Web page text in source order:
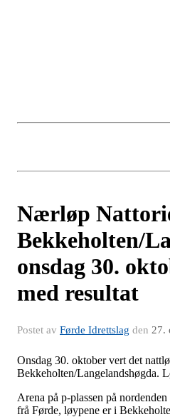
Nærløp
Bekkeholten/
onsdag 30.
med resultat
Postet av Førde Idrettslag den 27.
Onsdag 30. oktober vert det
Bekkeholten/Langelandshøgda.
Arena på p-plassen på
frå Førde, løypene er i